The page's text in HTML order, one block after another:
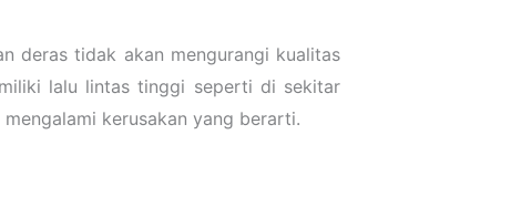
deras tidak akan mengurangi kualitas
lalu lintas tinggi seperti di sekitar
kerusakan yang berarti.